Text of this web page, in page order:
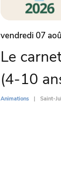
vendredi 07
Le
(4-10
Animations Saint-